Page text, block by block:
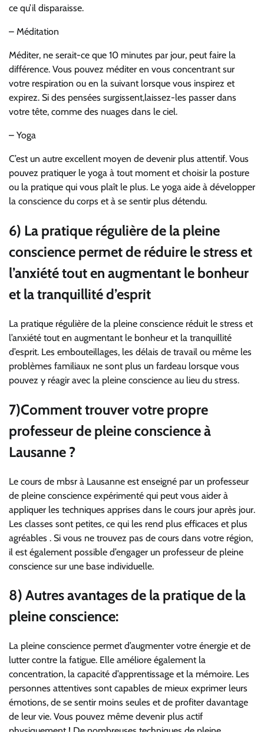
ce qu’il disparaisse.
– Méditation
Méditer, ne serait-ce que 10 minutes par jour, peut faire la
différence. Vous pouvez méditer en vous concentrant sur
votre respiration ou en la suivant lorsque vous inspirez et
expirez. Si des pensées surgissent,laissez-les passer dans
votre tête, comme des nuages dans le ciel.
– Yoga
C’est un autre excellent moyen de devenir plus attentif. Vous
pouvez pratiquer le yoga à tout moment et choisir la posture
ou la pratique qui vous plaît le plus. Le yoga aide à développer
la conscience du corps et à se sentir plus détendu.
6) La pratique régulière de la pleine
conscience permet de réduire le stress et
l’anxiété tout en augmentant le bonheur
et la tranquillité d’esprit
La pratique régulière de la pleine conscience réduit le stress et
l’anxiété tout en augmentant le bonheur et la tranquillité
d’esprit. Les embouteillages, les délais de travail ou même les
problèmes familiaux ne sont plus un fardeau lorsque vous
pouvez y réagir avec la pleine conscience au lieu du stress.
7)Comment trouver votre propre
professeur de pleine conscience à
Lausanne ?
Le cours de mbsr à Lausanne est enseigné par un professeur
de pleine conscience expérimenté qui peut vous aider à
appliquer les techniques apprises dans le cours jour après jour.
Les classes sont petites, ce qui les rend plus efficaces et plus
agréables . Si vous ne trouvez pas de cours dans votre région,
il est également possible d’engager un professeur de pleine
conscience sur une base individuelle.
8) Autres avantages de la pratique de la
pleine conscience:
La pleine conscience permet d’augmenter votre énergie et de
lutter contre la fatigue. Elle améliore également la
concentration, la capacité d’apprentissage et la mémoire. Les
personnes attentives sont capables de mieux exprimer leurs
émotions, de se sentir moins seules et de profiter davantage
de leur vie. Vous pouvez même devenir plus actif